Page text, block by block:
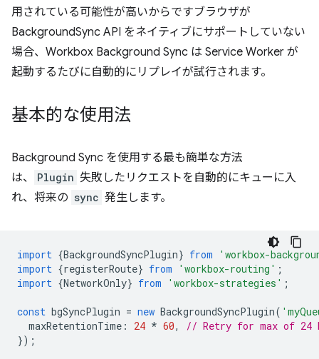
用されている可能性が高いからですブラウザが
BackgroundSync API をネイティブにサポートしていない
場合、Workbox Background Sync は Service Worker が
起動するたびに自動的にリプレイが試行されます。
基本的な使用法
Background Sync を使用する最も簡単な方法
は、
Plugin 失敗したリクエストを自動的にキューに入
れ、将来の sync 発生します。
import {BackgroundSyncPlugin} from
'workbox-
import {registerRoute} from 'workbox-routing' ;
import {NetworkOnly} from 'workbox-strategies' ;
const bgSyncPlugin = new BackgroundSyncPlugin(
maxRetentionTime : 24 * 60,
// Retry for max of 24
});